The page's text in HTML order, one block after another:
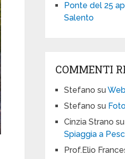
Ponte del 25
Salento
COMMENTI
Stefano su
Stefano su
Cinzia Strano su
Spiaggia a
Prof.Elio